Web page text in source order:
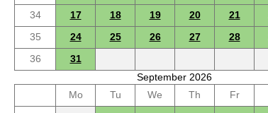
34
17 18 19 20 21
35
24 25 26 27 28
36
31
September 2026
Mo
Tu We Th Fr